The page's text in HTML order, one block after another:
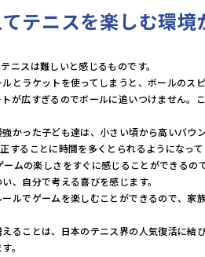
テニスを楽しむ環境
ニスは難しいと感じるものです。
とラケットを使ってしまうと、ボールのス
が広すぎるのでボールに追いつけません。
かった子ども達は、小さい頃から高いバ
することに時間を多くとられるようになって
ムの楽しさをすぐに感じることができる
、自分で考える喜びを感じます。
ルでゲームを楽しむことができるので、家
ることは、日本のテニス界の人気復活に結
。